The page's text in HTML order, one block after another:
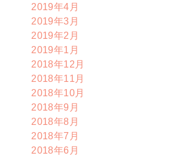
2019年4月
2019年3月
2019年2月
2019年1月
2018年12月
2018年11月
2018年10月
2018年9月
2018年8月
2018年7月
2018年6月